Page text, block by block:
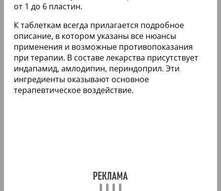
от 1 до 6 пластин.
К таблеткам всегда прилагается подробное
описание, в котором указаны все нюансы
применения и возможные противопоказания
при терапии. В составе лекарства присутствует
индапамид, амлодипин, периндоприл. Эти
ингредиенты оказывают основное
терапевтическое воздействие.